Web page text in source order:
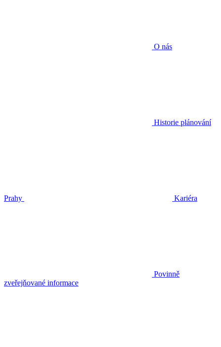
O nás
Historie plánování
Prahy Kariéra
Povinně
zveřejňované informace